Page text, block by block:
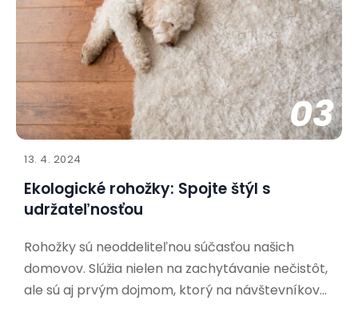
03
13. 4. 2024
Ekologické rohožky: Spojte štýl s
udržateľnosťou
Rohožky sú neoddeliteľnou súčasťou našich
domovov. Slúžia nielen na zachytávanie nečistôt,
ale sú aj prvým dojmom, ktorý na návštevníkov